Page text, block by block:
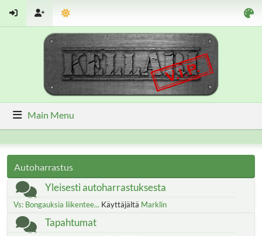
Main Menu
Autoharrastus
Yleisesti autoharrastuksesta
Vs: Bongauksia liikentee... Käyttäjältä Marklin
Tapahtumat